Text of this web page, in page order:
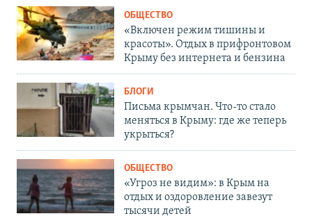
ОБЩЕСТВО
«Включен режим тишины и
красоты». Отдых в прифронтовом
Крыму без интернета и бензина
БЛОГИ
Письма крымчан. Что-то стало
меняться в Крыму: где же теперь
укрыться?
ОБЩЕСТВО
«Угроз не видим»: в Крым на
отдых и оздоровление завезут
тысячи детей